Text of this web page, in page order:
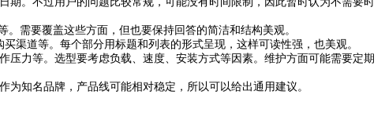
需要覆盖这些方面，但也要保持回答的简洁和结构美观。
渠道等。每个部分用标题和列表的形式呈现，这样可读性强，也美观。
力等。选型要考虑负载、速度、安装方式等因素。维护方面可能需要定期
知名品牌，产品线可能相对稳定，所以可以给出通用建议。